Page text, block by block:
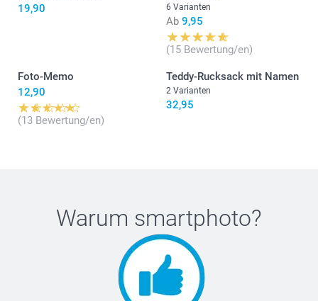
19,90
6 Varianten
Ab 9,95
(15 Bewertung/en)
Foto-Memo
12,90
(13 Bewertung/en)
Teddy-Rucksack mit Namen
2 Varianten
32,95
Warum smartphoto?